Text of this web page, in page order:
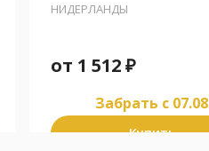
НИДЕРЛАНДЫ
от 1 512₽
Забрать c 07.08
Купить